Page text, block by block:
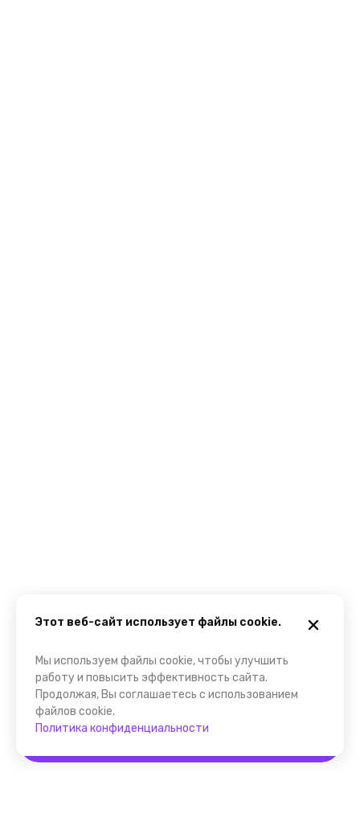
Этот веб-сайт использует файлы cookie.
Мы используем файлы cookie, чтобы улучшить
работу и повысить эффективность сайта.
Продолжая, Вы соглашаетесь с использованием
файлов cookie.
Политика конфиденциальности